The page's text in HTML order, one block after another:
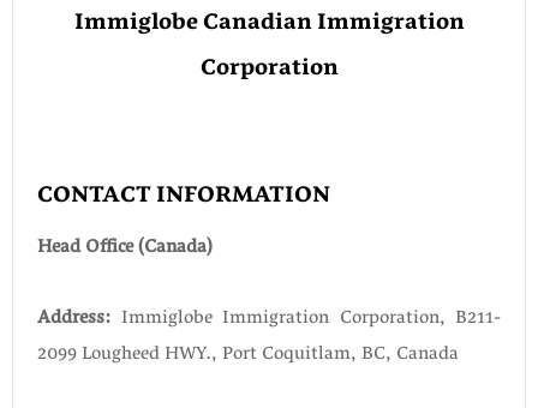
Immiglobe Canadian Immigration
Corporation
CONTACT INFORMATION
Head Office (Canada)
Address: Immiglobe Immigration Corporation, B211-
2099 Lougheed HWY., Port Coquitlam, BC, Canada